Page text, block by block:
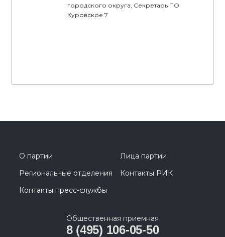
городского округа, Секретарь ПО
Куровское 7
О партии
Лица партии
Региональные отделения
Контакты РИК
Контакты пресс-службы
Общественная приемная
8 (495) 106-05-50